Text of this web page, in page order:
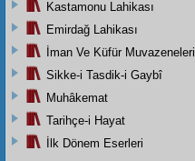
Kastamonu Lahikası
Emirdağ Lahikası
İman Ve Küfür Muvazeneleri
Sikke-i Tasdik-i Gaybî
Muhâkemat
Tarihçe-i Hayat
İlk Dönem Eserleri